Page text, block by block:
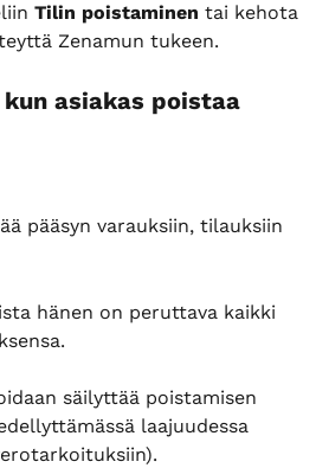
Tilin poistaminen tai kehota
Zenamun tukeen.
asiakas poistaa
pääsyn varauksiin, tilauksiin
hänen on peruttava kaikki
säilyttää poistamisen
laajuudessa